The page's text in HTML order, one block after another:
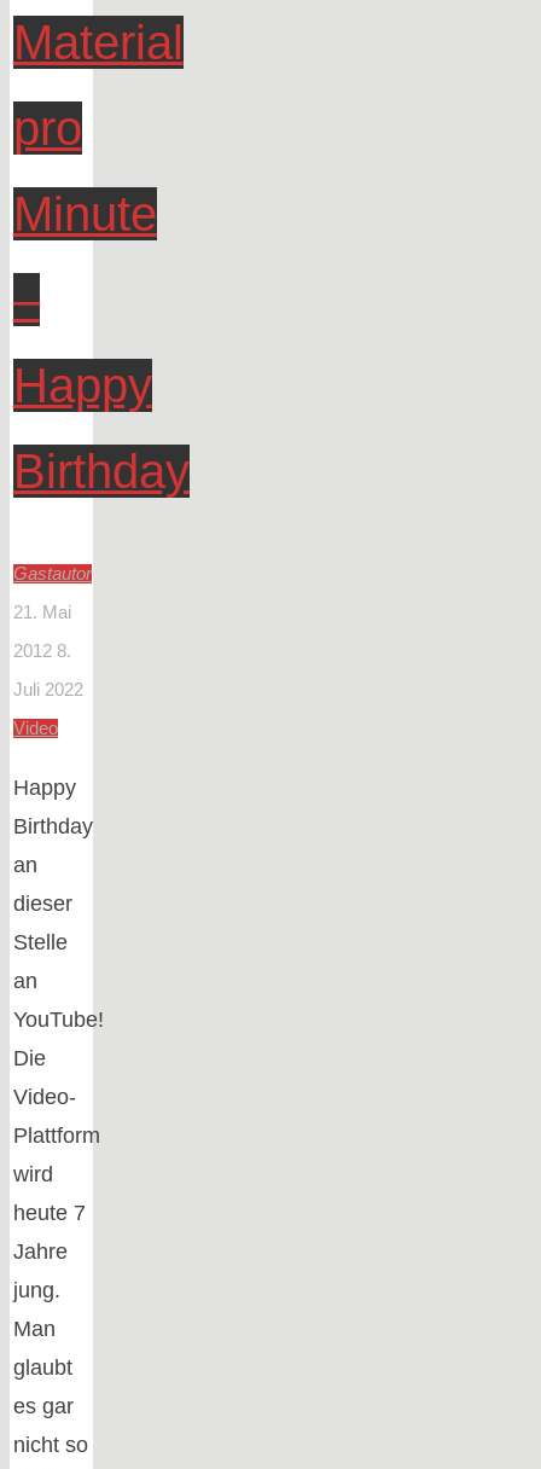
Material
pro
Minute
–
Happy
Birthday
Gastautor
21. Mai
2012 8.
Juli 2022
Video
Happy
Birthday
an
dieser
Stelle
an
YouTube!
Die
Video-
Plattform
wird
heute 7
Jahre
jung.
Man
glaubt
es gar
nicht so